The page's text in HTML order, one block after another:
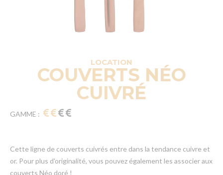
LOCATION
COUVERTS NÉO
CUIVRÉ
GAMME :
Cette ligne de couverts cuivrés entre dans la tendance cuivre et
or. Pour plus d'originalité, vous pouvez également les associer aux
couverts Néo doré !